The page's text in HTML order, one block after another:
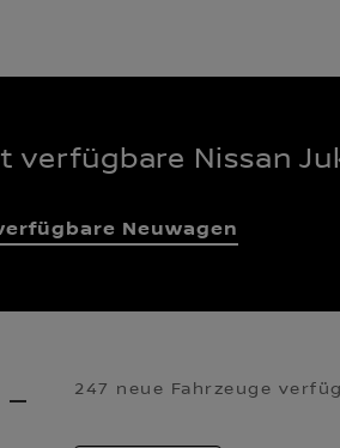
verfügbare Nissan
Neuwagen
247 neue Fahrzeuge